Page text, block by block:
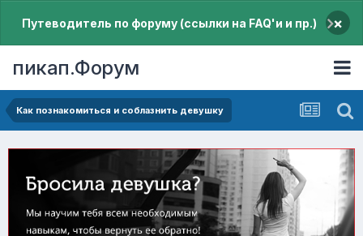
Путеводитель по форуму (ссылки на FAQ'и и пр.) ×
пикап.Форум
Как познакомиться и соблазнить девушку